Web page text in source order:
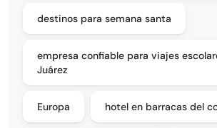
destinos para semana santa
empresa confiable para viajes
Juárez
Europa hotel en barracas del